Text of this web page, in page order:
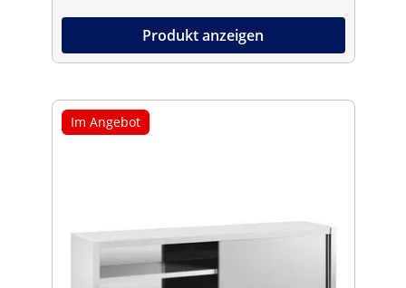
Produkt anzeigen
Im Angebot